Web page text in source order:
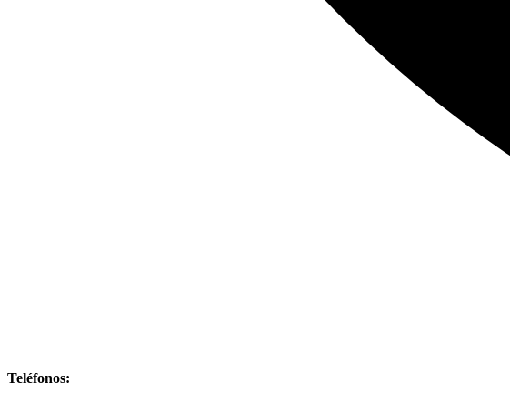
Teléfonos: